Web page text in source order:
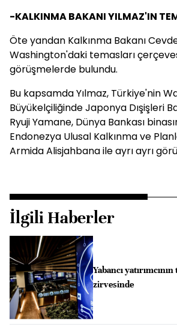
-KALKINMA BAKANI YILMAZ'IN
Öte yandan Kalkınma Bakanı
Washington'daki temasları
görüşmelerde bulundu.
Bu kapsamda Yılmaz, Türkiye'nin
Büyükelçiliğinde Japonya Dışişleri
Ryuji Yamane, Dünya Bankası
Endonezya Ulusal Kalkınma ve
Armida Alisjahbana ile ayrı ayrı
İlgili Haberler
Yabancı
zirvesinde